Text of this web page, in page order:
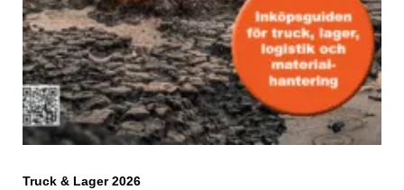
Truck & Lager 2026